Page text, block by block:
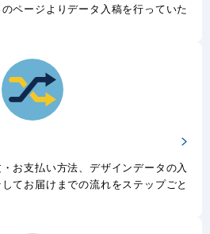
ページよりデータ入稿を行っていた
お支払い方法、デザインデータの入
てお届けまでの流れをステップごと